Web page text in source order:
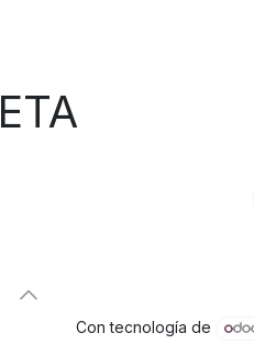
Con tecnología de